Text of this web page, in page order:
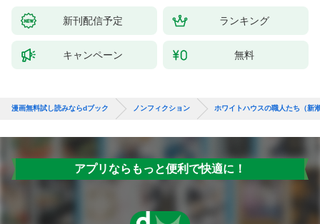
新刊配信予定 ランキング
キャンペーン 無料
漫画無料試し読みならdブック ノンフィクション ホワイトハウスの職人たち（新
アプリならもっと便利で快適に！